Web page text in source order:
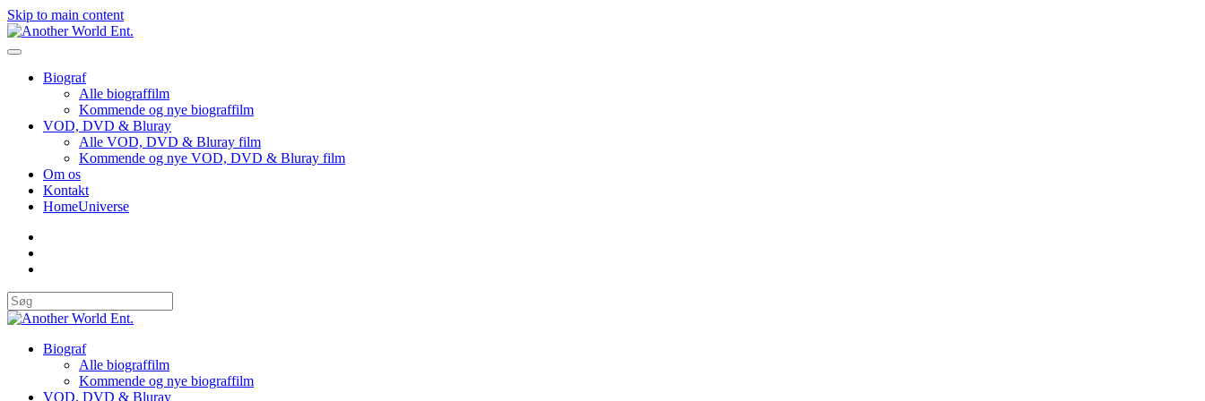
Skip to main content
Biograf
Alle biograffilm
Kommende og nye biograffilm
VOD, DVD & Bluray
Alle VOD, DVD & Bluray film
Kommende og nye VOD, DVD & Bluray film
Om os
Kontakt
HomeUniverse
Biograf
Alle biograffilm
Kommende og nye biograffilm
VOD, DVD & Bluray